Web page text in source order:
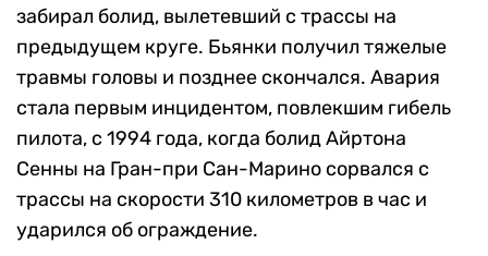
забирал болид, вылетевший с трассы на
предыдущем круге. Бьянки получил тяжелые
травмы головы и позднее скончался. Авария
стала первым инцидентом, повлекшим гибель
пилота, с 1994 года, когда болид Айртона
Сенны на Гран-при Сан-Марино сорвался с
трассы на скорости 310 километров в час и
ударился об ограждение.